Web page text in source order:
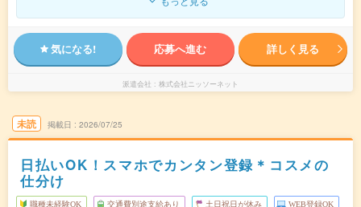
気になる! 応募へ進む 詳しく見る
派遣会社 株式会社ニッソーネット
未読 掲載日 2026/07/25
日払いOK！スマホでカンタン登録＊コスメの
仕分け
職種未経験OK 交通費別途支給あり 土日祝日が休み WEB登録OK